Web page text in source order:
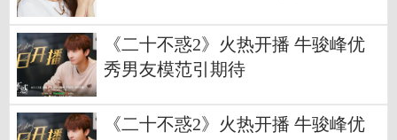
《二十不惑2》火热开播 牛骏峰优
秀男友模范引期待
《二十不惑2》火热开播 牛骏峰优